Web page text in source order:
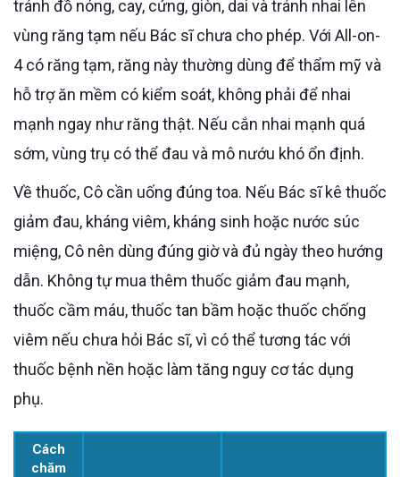
tránh đồ nóng, cay, cứng, giòn, dai và tránh nhai lên
vùng răng tạm nếu Bác sĩ chưa cho phép. Với All-on-
4 có răng tạm, răng này thường dùng để thẩm mỹ và
hỗ trợ ăn mềm có kiểm soát, không phải để nhai
mạnh ngay như răng thật. Nếu cắn nhai mạnh quá
sớm, vùng trụ có thể đau và mô nướu khó ổn định.
Về thuốc, Cô cần uống đúng toa. Nếu Bác sĩ kê thuốc
giảm đau, kháng viêm, kháng sinh hoặc nước súc
miệng, Cô nên dùng đúng giờ và đủ ngày theo hướng
dẫn. Không tự mua thêm thuốc giảm đau mạnh,
thuốc cầm máu, thuốc tan bầm hoặc thuốc chống
viêm nếu chưa hỏi Bác sĩ, vì có thể tương tác với
thuốc bệnh nền hoặc làm tăng nguy cơ tác dụng
phụ.
Cách
chăm